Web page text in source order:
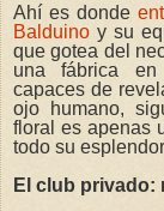
Ahí es donde
Balduino y su
que gotea del
una fábrica en
capaces de
ojo humano,
floral es apenas
todo su
El club privado: